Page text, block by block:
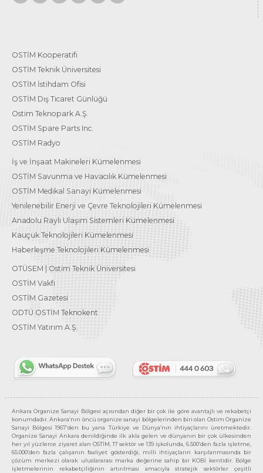
OSTİM Kooperatifi
OSTİM Teknik Üniversitesi
OSTİM İstihdam Ofisi
OSTİM Dış Ticaret Günlüğü
Ostim Teknopark A.Ş.
OSTİM Spare Parts Inc.
OSTİM Radyo
İş ve İnşaat Makineleri Kümelenmesi
OSTİM Savunma ve Havacılık Kümelenmesi
OSTİM Medikal Sanayi Kümelenmesi
Yenilenebilir Enerji ve Çevre Teknolojileri Kümelenmesi
Anadolu Raylı Ulaşım Sistemleri Kümelenmesi
Kauçuk Teknolojileri Kümelenmesi
Haberleşme Teknolojileri Kümelenmesi
OTÜSEM | Ostim Teknik Üniversitesi
OSTİM Vakfı
OSTİM Gazetesi
ODTÜ OSTİM Teknokent
OSTİM Yatırım A.Ş.
Ankara Organize Sanayi Bölgesi açısından diğer bir çok ile göre avantajlı ve rekabetçi
konumdadır. Ankara’nın öncü organize sanayi bölgelerinden biri olan Ostim Organize
Sanayi Bölgesi 1967’den bu yana Türkiye ve Dünya’nın ihtiyaçlarını üretmektedir.
Organize Sanayi Ankara denildiğinde ilk akla gelen ve dünyanın bir çok ülkesinden
her yıl yüzlerce ziyaret alan OSTİM, 17 sektör ve 139 işkolunda, 6.500’den fazla işletme,
65.000’den fazla çalışanın faaliyet gösterdiği, milli ihtiyaçların karşılanmasında bir
çözüm merkezi olarak uluslararası marka değerine sahip bir KOBİ kentidir. Bölge
işletmelerinin rekabetçiliğinin artırılması amacıyla stratejik sektörler çeşitli